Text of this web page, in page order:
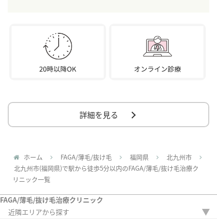
詳細を見る
ホーム FAGA/薄毛/抜け毛 福岡県
北九州市
北九州市(福岡県)で駅から徒歩5分以内のFAGA/薄毛/抜け毛治療ク
リニック一覧
FAGA/薄毛/抜け毛治療クリニック
近隣エリアから探す